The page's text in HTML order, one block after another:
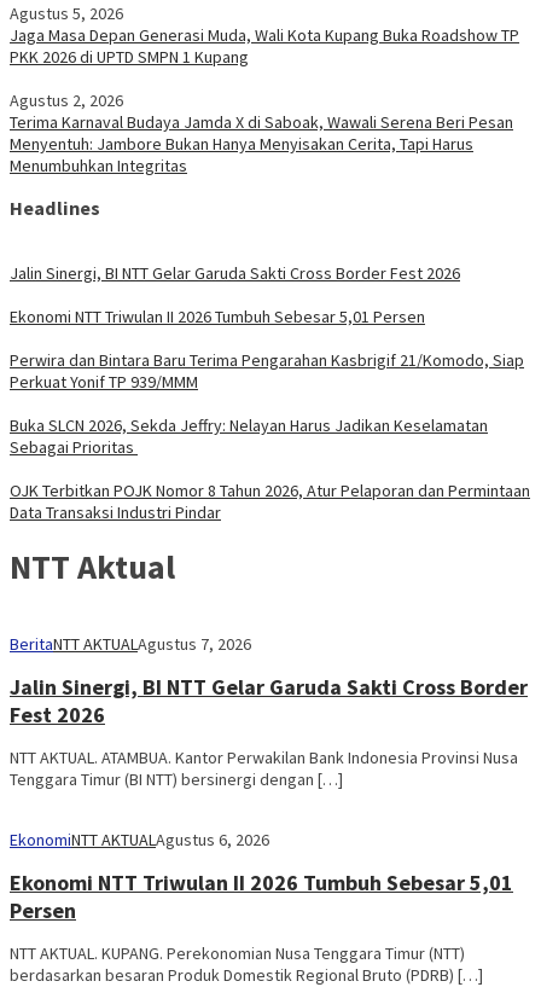
Agustus 5, 2026
Jaga Masa Depan Generasi Muda, Wali Kota Kupang Buka Roadshow TP
PKK 2026 di UPTD SMPN 1 Kupang
Agustus 2, 2026
Terima Karnaval Budaya Jamda X di Saboak, Wawali Serena Beri Pesan
Menyentuh: Jambore Bukan Hanya Menyisakan Cerita, Tapi Harus
Menumbuhkan Integritas
Headlines
Jalin Sinergi, BI NTT Gelar Garuda Sakti Cross Border Fest 2026
Ekonomi NTT Triwulan II 2026 Tumbuh Sebesar 5,01 Persen
Perwira dan Bintara Baru Terima Pengarahan Kasbrigif 21/Komodo, Siap
Perkuat Yonif TP 939/MMM
Buka SLCN 2026, Sekda Jeffry: Nelayan Harus Jadikan Keselamatan
Sebagai Prioritas
OJK Terbitkan POJK Nomor 8 Tahun 2026, Atur Pelaporan dan Permintaan
Data Transaksi Industri Pindar
NTT Aktual
BeritaNTT AKTUALAgustus 7, 2026
Jalin Sinergi, BI NTT Gelar Garuda Sakti Cross Border
Fest 2026
NTT AKTUAL. ATAMBUA. Kantor Perwakilan Bank Indonesia Provinsi Nusa
Tenggara Timur (BI NTT) bersinergi dengan […]
EkonomiNTT AKTUALAgustus 6, 2026
Ekonomi NTT Triwulan II 2026 Tumbuh Sebesar 5,01
Persen
NTT AKTUAL. KUPANG. Perekonomian Nusa Tenggara Timur (NTT)
berdasarkan besaran Produk Domestik Regional Bruto (PDRB) […]